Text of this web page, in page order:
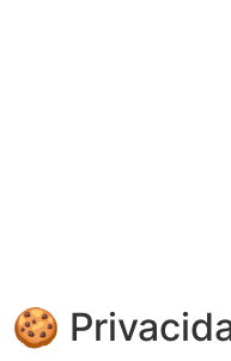
🍪